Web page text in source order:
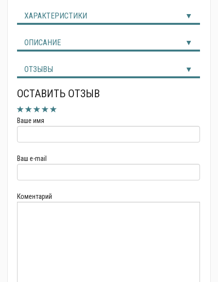
ХАРАКТЕРИСТИКИ
ОПИСАНИЕ
ОТЗЫВЫ
ОСТАВИТЬ ОТЗЫВ
Ваше имя
Ваш e-mail
Коментарий